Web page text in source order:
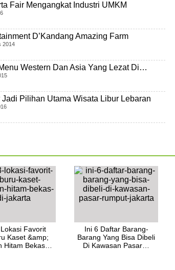
Fair Mengangkat Industri UMKM
D’Kandang Amazing Farm
2014
Western Dan Asia Yang Lezat Di…
Jadi Pilihan Utama Wisata Libur Lebaran
Favorit
Kaset &amp;
Hitam Bekas…
Ini 6 Daftar Barang-
Barang Yang Bisa Dibeli
Di Kawasan Pasar…